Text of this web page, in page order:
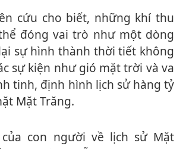
đóng vai trò như một dòng
sự hình thành thời tiết không
sự kiện như gió mặt trời và va
tinh, định hình lịch sử hàng tỷ
Mặt Trăng.